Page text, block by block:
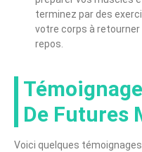
terminez par des
votre corps à
repos.
De Futures
Voici quelques